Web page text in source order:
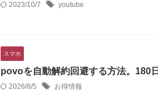
2023/10/7 youtube
スマホ
povoを自動解約回避する方法。180
2026/8/5 お得情報